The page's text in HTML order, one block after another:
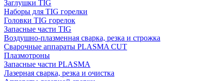
Заглушки TIG
Наборы для TIG горелки
Головки TIG горелок
Запасные части TIG
Воздушно-плазменная сварка, резка и строжка
Сварочные аппараты PLASMA CUT
Плазмотроны
Запасные части PLASMA
Лазерная сварка, резка и очистка